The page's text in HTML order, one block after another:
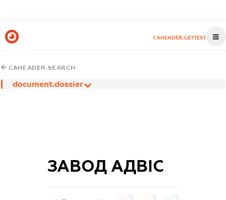
CAHEADER.GETTEST
CAHEADER.SEARCH
document.dossier
ЗАВОД АДВІС